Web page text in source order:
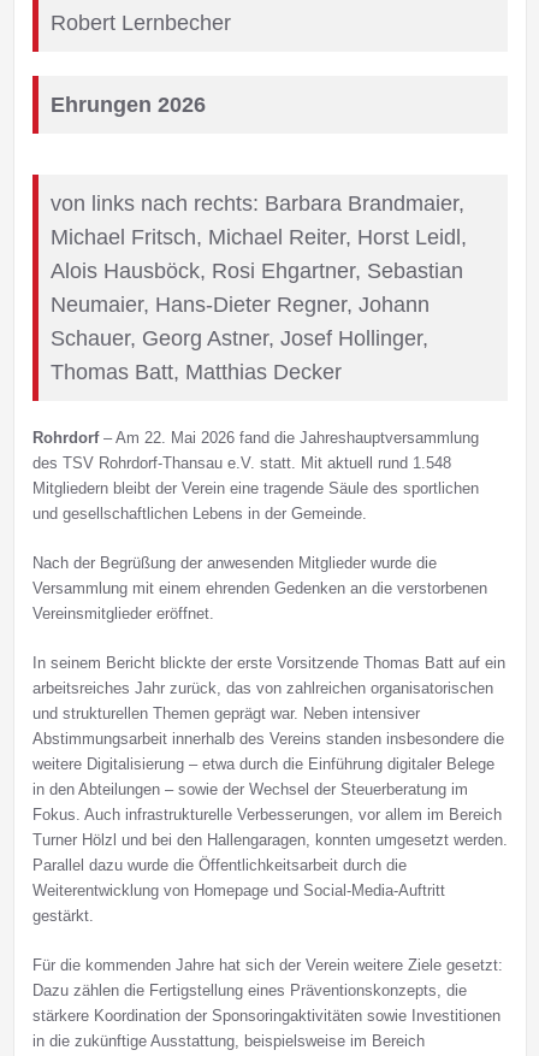
Robert Lernbecher
Ehrungen 2026
von links nach rechts: Barbara Brandmaier,
Michael Fritsch, Michael Reiter, Horst Leidl,
Alois Hausböck, Rosi Ehgartner, Sebastian
Neumaier, Hans-Dieter Regner, Johann
Schauer, Georg Astner, Josef Hollinger,
Thomas Batt, Matthias Decker
Rohrdorf– Am 22. Mai 2026 fand die Jahreshauptversammlung
des TSV Rohrdorf‑Thansau e.V. statt. Mit aktuell rund 1.548
Mitgliedern bleibt der Verein eine tragende Säule des sportlichen
und gesellschaftlichen Lebens in der Gemeinde.
Nach der Begrüßung der anwesenden Mitglieder wurde die
Versammlung mit einem ehrenden Gedenken an die verstorbenen
Vereinsmitglieder eröffnet.
In seinem Bericht blickte der erste Vorsitzende Thomas Batt auf ein
arbeitsreiches Jahr zurück, das von zahlreichen organisatorischen
und strukturellen Themen geprägt war. Neben intensiver
Abstimmungsarbeit innerhalb des Vereins standen insbesondere die
weitere Digitalisierung – etwa durch die Einführung digitaler Belege
in den Abteilungen – sowie der Wechsel der Steuerberatung im
Fokus. Auch infrastrukturelle Verbesserungen, vor allem im Bereich
Turner Hölzl und bei den Hallengaragen, konnten umgesetzt werden.
Parallel dazu wurde die Öffentlichkeitsarbeit durch die
Weiterentwicklung von Homepage und Social‑Media‑Auftritt
gestärkt.
Für die kommenden Jahre hat sich der Verein weitere Ziele gesetzt:
Dazu zählen die Fertigstellung eines Präventionskonzepts, die
stärkere Koordination der Sponsoringaktivitäten sowie Investitionen
in die zukünftige Ausstattung, beispielsweise im Bereich